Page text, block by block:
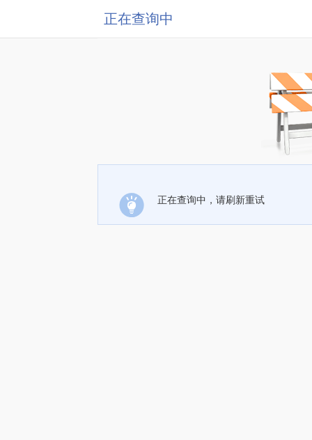
正在查询中
正在查询中，请刷新重试